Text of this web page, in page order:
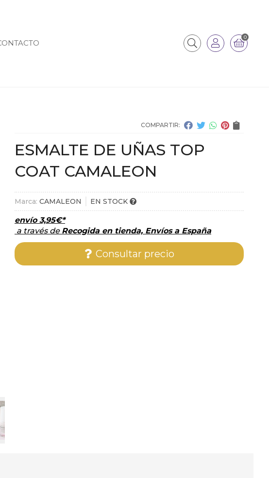
0
COMPARTIR:
ESMALTE DE UÑAS TOP
COAT CAMALEON
Marca: CAMALEON EN STOCK
envío3,95€*
a través de Recogida en tienda, Envíos a España
Consultar precio